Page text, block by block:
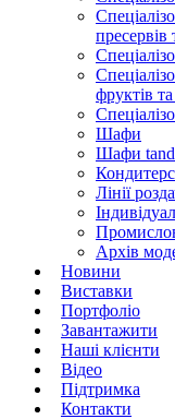
пресервів
фруктів
Шафи
Шафи
Лінії
Архів
Новини
Виставки
Портфоліо
Завантажити
Наші клієнти
Відео
Підтримка
Контакти